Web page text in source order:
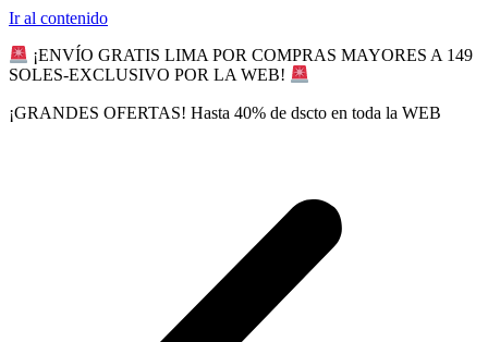
Ir al contenido
¡ENVÍO GRATIS LIMA POR COMPRAS MAYORES A 149
SOLES-EXCLUSIVO POR LA WEB!
¡GRANDES OFERTAS! Hasta 40% de dscto en toda la WEB